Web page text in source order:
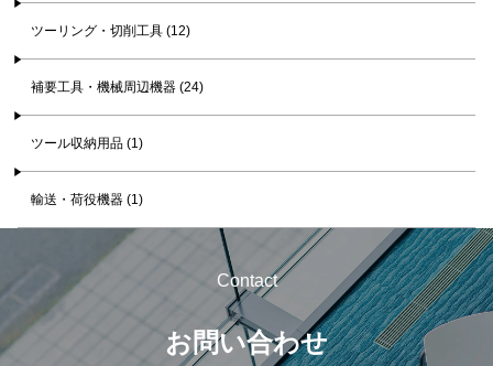
ツーリング・切削工具 (12)
補要工具・機械周辺機器 (24)
ツール収納用品 (1)
輸送・荷役機器 (1)
Contact
お問い合わせ